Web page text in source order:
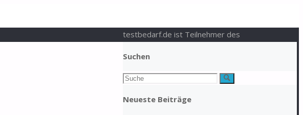
Suchen
Suchen
Suche
Neueste Beiträge
testbedarf.de ist Teilnehmer des